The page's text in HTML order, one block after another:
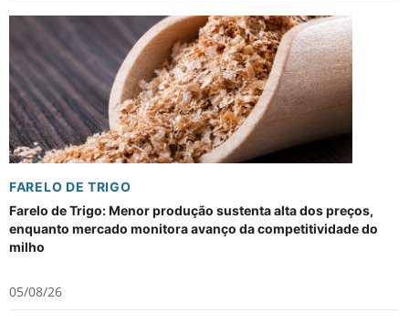
FARELO DE TRIGO
Farelo de Trigo: Menor produção sustenta alta dos preços,
enquanto mercado monitora avanço da competitividade do
milho
05/08/26